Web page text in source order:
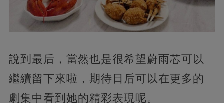
說到最后，當然也是很希望蔚雨芯可以
繼續留下來啦，期待日后可以在更多的
劇集中看到她的精彩表現呢。